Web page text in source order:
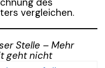
vergleichen.
Stelle – Mehr
geht nicht